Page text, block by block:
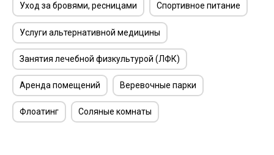
Уход за бровями, ресницами Спортивное питание
Услуги альтернативной медицины
Занятия лечебной физкультурой (ЛФК)
Аренда помещений Веревочные парки
Флоатинг Соляные комнаты